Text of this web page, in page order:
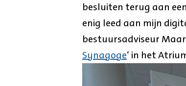
besluiten terug aan
enig leed aan mijn
bestuursadviseur
Synagoge‘ in het